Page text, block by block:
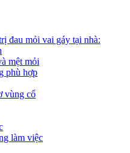
đau mỏi vai gáy tại nhà:
mệt mỏi
phù hợp
vùng cổ
làm việc